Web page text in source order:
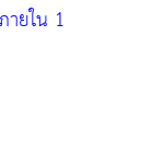
ยใน 1